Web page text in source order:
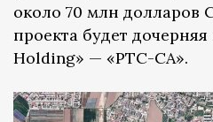
около 70 млн
проекта будет
Holding» — «РТС-СА».